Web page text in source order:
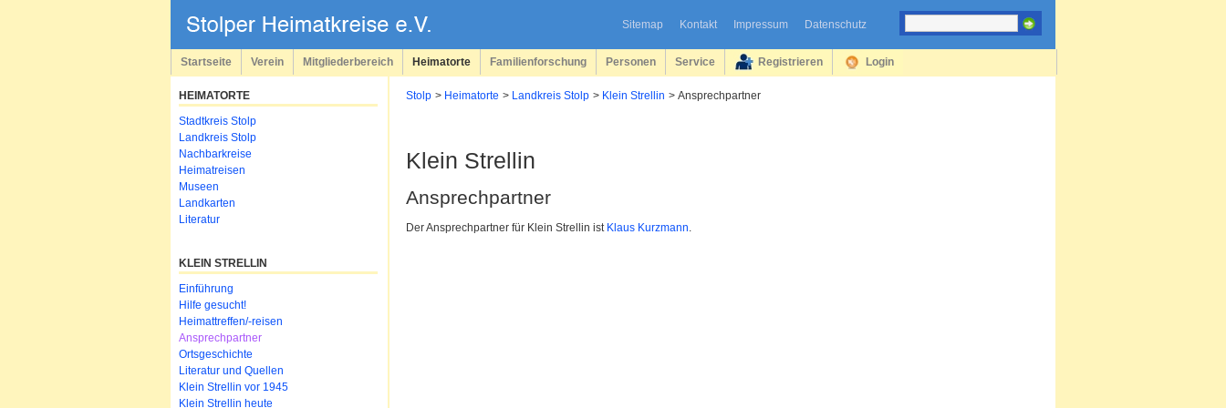
Sitemap Kontakt Impressum Datenschutz
überspringen
Startseite Verein Mitgliederbereich Heimatorte Familienforschung Personen Service Registrieren Login
Stolp Heimatorte Landkreis Stolp Klein Strellin Ansprechpartner
Klein Strellin
Ansprechpartner
Der Ansprechpartner für Klein Strellin ist Klaus Kurzmann
HEIMATORTE
Navigation
überspringen
Stadtkreis Stolp
Landkreis Stolp
Nachbarkreise
Heimatreisen
Museen
Landkarten
Literatur
KLEIN STRELLIN
Navigation
überspringen
Einführung
Hilfe gesucht!
Heimattreffen/-reisen
Ansprechpartner
Ortsgeschichte
Literatur und Quellen
Klein Strellin vor 1945
Klein Strellin heute